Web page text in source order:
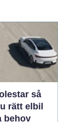
så
rätt elbil
behov